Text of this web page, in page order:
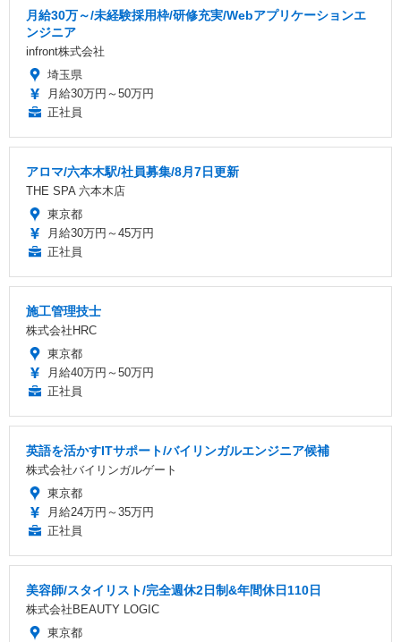
月給30万～/未経験採用枠/研修充実/Webアプリケーションエ
ンジニア
infront株式会社
埼玉県
月給30万円～50万円
正社員
アロマ/六本木駅/社員募集/8月7日更新
THE SPA 六本木店
東京都
月給30万円～45万円
正社員
施工管理技士
株式会社HRC
東京都
月給40万円～50万円
正社員
英語を活かすITサポート/バイリンガルエンジニア候補
株式会社バイリンガルゲート
東京都
月給24万円～35万円
正社員
美容師/スタイリスト/完全週休2日制&年間休日110日
株式会社BEAUTY LOGIC
東京都